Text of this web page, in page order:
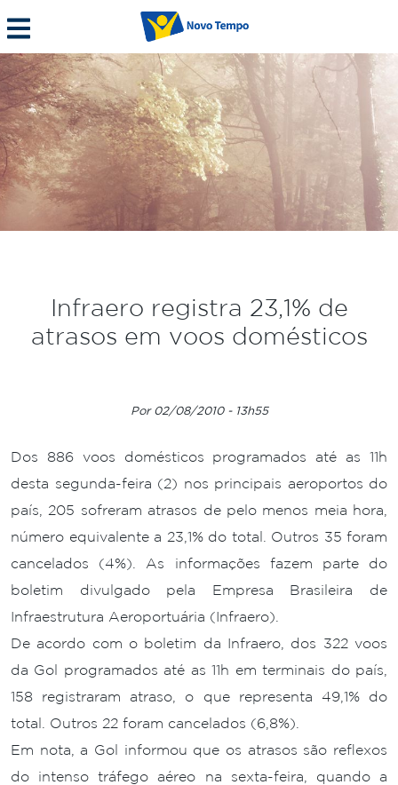
Infraero registra 23,1% de
atrasos em voos domésticos
Por 02/08/2010 - 13h55
Dos 886 voos domésticos programados até as 11h
desta segunda-feira (2) nos principais aeroportos do
país, 205 sofreram atrasos de pelo menos meia hora,
número equivalente a 23,1% do total. Outros 35 foram
cancelados (4%). As informações fazem parte do
boletim divulgado pela Empresa Brasileira de
Infraestrutura Aeroportuária (Infraero).
De acordo com o boletim da Infraero, dos 322 voos
da Gol programados até as 11h em terminais do país,
158 registraram atraso, o que representa 49,1% do
total. Outros 22 foram cancelados (6,8%).
Em nota, a Gol informou que os atrasos são reflexos
do intenso tráfego aéreo na sexta-feira, quando a